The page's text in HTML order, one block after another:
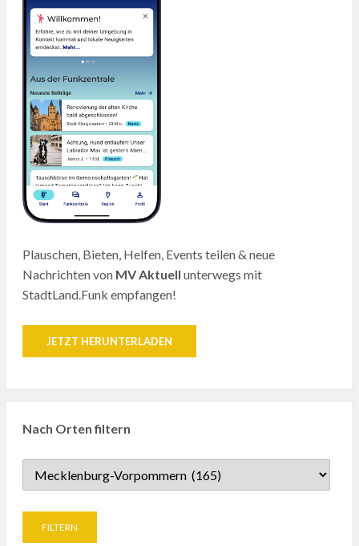
Plauschen, Bieten, Helfen, Events teilen & neue
Nachrichten von MV Aktuell unterwegs mit
StadtLand.Funk empfangen!
JETZT HERUNTERLADEN
Nach Orten filtern